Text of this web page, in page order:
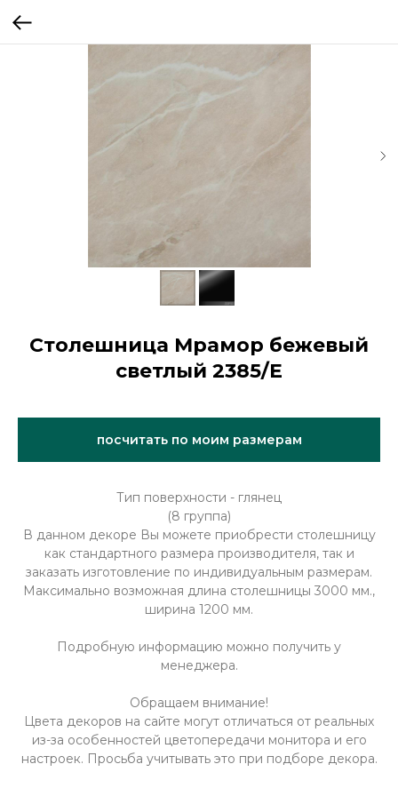
Столешница Мрамор бежевый
светлый 2385/E
посчитать по моим размерам
Тип поверхности - глянец
(8 группа)
В данном декоре Вы можете приобрести столешницу
как стандартного размера производителя, так и
заказать изготовление по индивидуальным размерам.
Максимально возможная длина столешницы 3000 мм.,
ширина 1200 мм.
Подробную информацию можно получить у
менеджера.
Обращаем внимание!
Цвета декоров на сайте могут отличаться от реальных
из-за особенностей цветопередачи монитора и его
настроек. Просьба учитывать это при подборе декора.